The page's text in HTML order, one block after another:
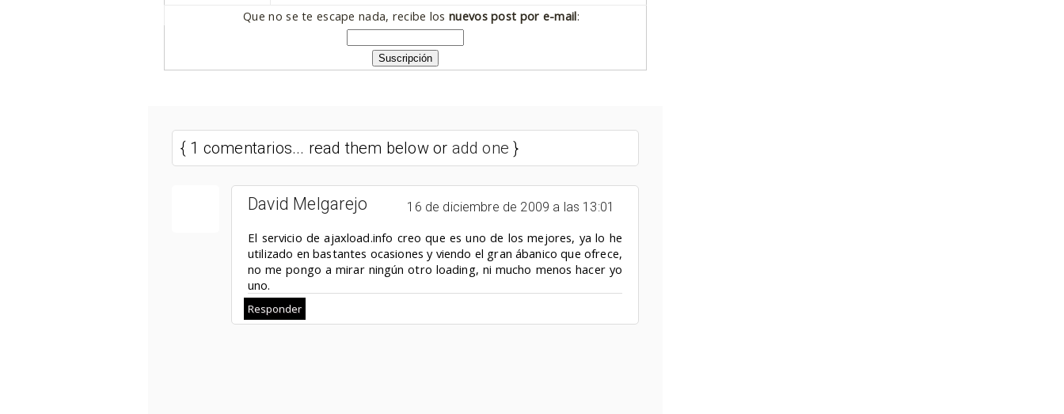
Que no se te escape nada, recibe losnuevos post por e-mail:
{ 1 comentarios... read them below or add one }
David Melgarejo 16 de diciembre de 2009 a las 13:01
El servicio de ajaxload.info creo que es uno de los mejores, ya lo he
utilizado en bastantes ocasiones y viendo el gran ábanico que ofrece,
no me pongo a mirar ningún otro loading, ni mucho menos hacer yo
uno.
Responder